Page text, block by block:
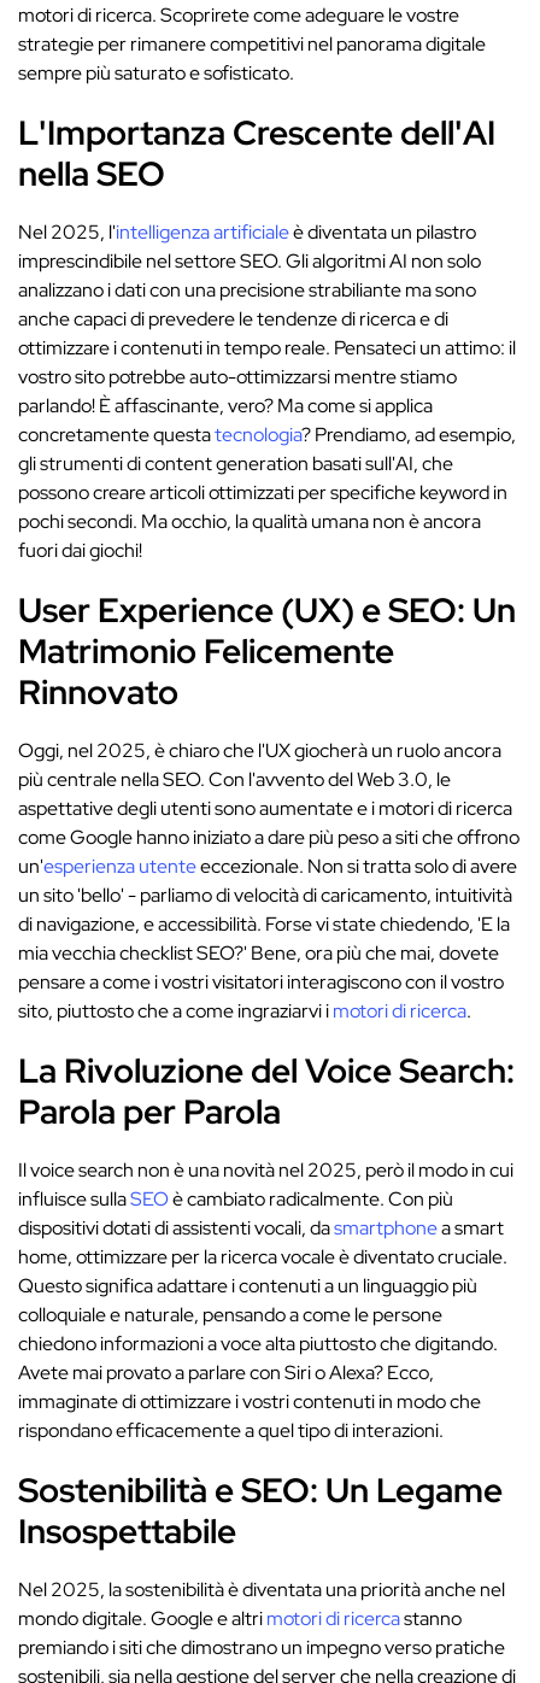
motori di ricerca. Scoprirete come adeguare le vostre
strategie per rimanere competitivi nel panorama digitale
sempre più saturato e sofisticato.
L'Importanza Crescente dell'AI
nella SEO
Nel 2025, l'intelligenza artificialeè diventata un pilastro
imprescindibile nel settore SEO. Gli algoritmi AI non solo
analizzano i dati con una precisione strabiliante ma sono
anche capaci di prevedere le tendenze di ricerca e di
ottimizzare i contenuti in tempo reale. Pensateci un attimo: il
vostro sito potrebbe auto-ottimizzarsi mentre stiamo
parlando! È affascinante, vero? Ma come si applica
concretamente questatecnologia? Prendiamo, ad esempio,
gli strumenti di content generation basati sull'AI, che
possono creare articoli ottimizzati per specifiche keyword in
pochi secondi. Ma occhio, la qualità umana non è ancora
fuori dai giochi!
User Experience (UX) e SEO: Un
Matrimonio Felicemente
Rinnovato
Oggi, nel 2025, è chiaro che l'UX giocherà un ruolo ancora
più centrale nella SEO. Con l'avvento del Web 3.0, le
aspettative degli utenti sono aumentate e i motori di ricerca
come Google hanno iniziato a dare più peso a siti che offrono
un'esperienza utenteeccezionale. Non si tratta solo di avere
un sito 'bello' - parliamo di velocità di caricamento, intuitività
di navigazione, e accessibilità. Forse vi state chiedendo, 'E la
mia vecchia checklist SEO?' Bene, ora più che mai, dovete
pensare a come i vostri visitatori interagiscono con il vostro
sito, piuttosto che a come ingraziarvi imotori di ricerca.
La Rivoluzione del Voice Search:
Parola per Parola
Il voice search non è una novità nel 2025, però il modo in cui
influisce sullaSEOè cambiato radicalmente. Con più
dispositivi dotati di assistenti vocali, dasmartphonea smart
home, ottimizzare per la ricerca vocale è diventato cruciale.
Questo significa adattare i contenuti a un linguaggio più
colloquiale e naturale, pensando a come le persone
chiedono informazioni a voce alta piuttosto che digitando.
Avete mai provato a parlare con Siri o Alexa? Ecco,
immaginate di ottimizzare i vostri contenuti in modo che
rispondano efficacemente a quel tipo di interazioni.
Sostenibilità e SEO: Un Legame
Insospettabile
Nel 2025, la sostenibilità è diventata una priorità anche nel
mondo digitale. Google e altrimotori di ricercastanno
premiando i siti che dimostrano un impegno verso pratiche
sostenibili, sia nella gestione del server che nella creazione di